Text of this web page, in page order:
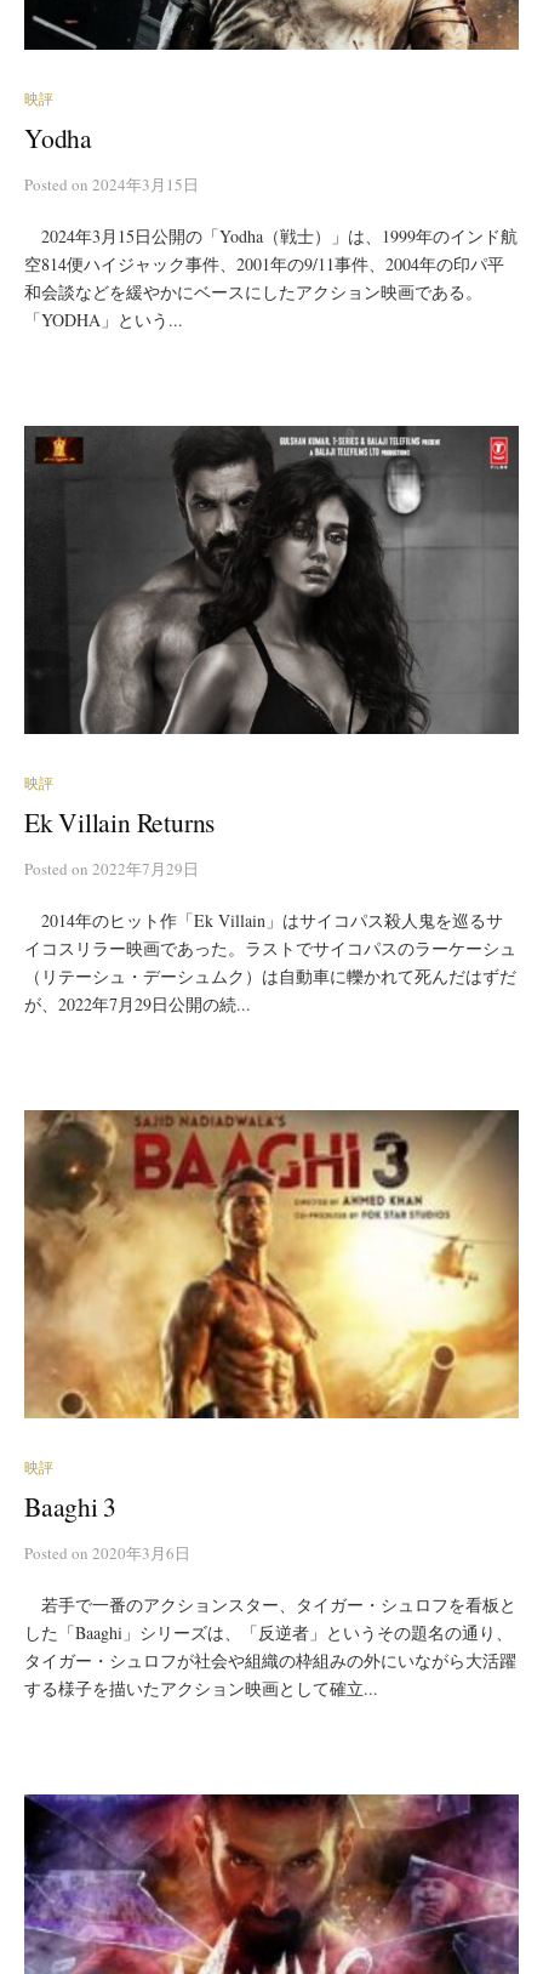
映評
Yodha
Posted on 2024年3月15日
2024年3月15日公開の「Yodha（戦士）」は、1999年のインド航
空814便ハイジャック事件、2001年の9/11事件、2004年の印パ平
和会談などを緩やかにベースにしたアクション映画である。
「YODHA」という...
映評
Ek Villain Returns
Posted on 2022年7月29日
2014年のヒット作「Ek Villain」はサイコパス殺人鬼を巡るサ
イコスリラー映画であった。ラストでサイコパスのラーケーシュ
（リテーシュ・デーシュムク）は自動車に轢かれて死んだはずだ
が、2022年7月29日公開の続...
映評
Baaghi 3
Posted on 2020年3月6日
若手で一番のアクションスター、タイガー・シュロフを看板と
した「Baaghi」シリーズは、「反逆者」というその題名の通り、
タイガー・シュロフが社会や組織の枠組みの外にいながら大活躍
する様子を描いたアクション映画として確立...